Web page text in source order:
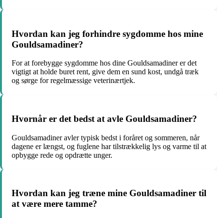
Hvordan kan jeg forhindre sygdomme hos mine
Gouldsamadiner?
For at forebygge sygdomme hos dine Gouldsamadiner er det
vigtigt at holde buret rent, give dem en sund kost, undgå træk
og sørge for regelmæssige veterinærtjek.
Hvornår er det bedst at avle Gouldsamadiner?
Gouldsamadiner avler typisk bedst i foråret og sommeren, når
dagene er længst, og fuglene har tilstrækkelig lys og varme til at
opbygge rede og opdrætte unger.
Hvordan kan jeg træne mine Gouldsamadiner til
at være mere tamme?